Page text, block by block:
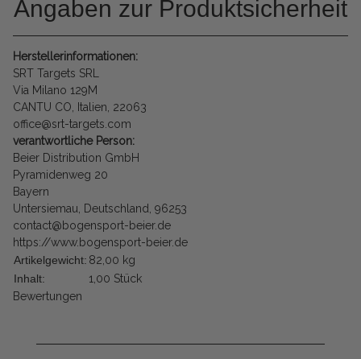
Angaben zur Produktsicherheit
Herstellerinformationen:
SRT Targets SRL
Via Milano 129M
CANTU CO, Italien, 22063
office@srt-targets.com
verantwortliche Person:
Beier Distribution GmbH
Pyramidenweg 20
Bayern
Untersiemau, Deutschland, 96253
contact@bogensport-beier.de
https://www.bogensport-beier.de
Artikelgewicht: 82,00 kg
Inhalt:
1,00 Stück
Bewertungen